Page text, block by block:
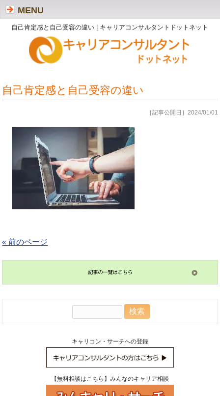
自己肯定感と自己受容の違い | キャリアコンサルタントドットネット
MENU
自己肯定感と自己受容の違い
［記事公開日］2024/01/01
« 前のページ
キャリコン・サーチへの登録
【無料相談はこちら】みんなのキャリア相談